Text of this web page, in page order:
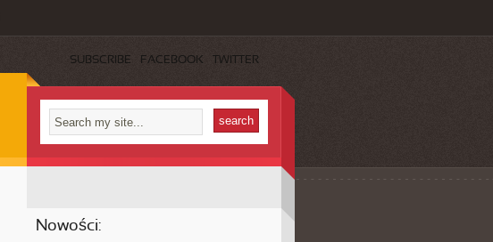
SUBSCRIBE FACEBOOK TWITTER
Nowości: